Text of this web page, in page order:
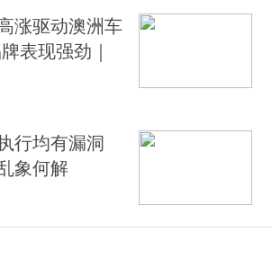
涨驱动澳洲车
表现强劲｜
行均有漏洞
象何解